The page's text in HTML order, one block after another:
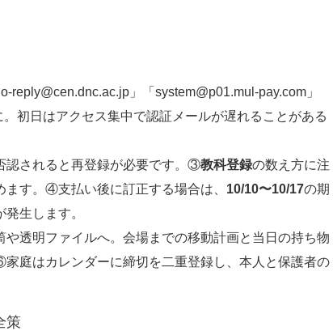
reply@cen.dnc.ac.jp」「system@p01.mul-pay.com」
。初日はアクセス集中で認証メールが遅れることがある
認されると再登録が必要です。③教科登録の数え方に注
す。④支払い後に訂正する場合は、 10/10〜10/17の期
生します。
や透明ファイルへ。会場までの移動計画と当日の持ち物
庭はカレンダーに締切を二重登録し、本人と保護者の
策